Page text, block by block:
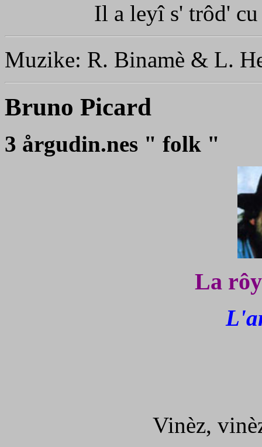
Il a leyî s' trôd'
Muzike: R. Binamè & L.
Bruno Picard
3 årgudin.nes " folk "
La
Vinèz,